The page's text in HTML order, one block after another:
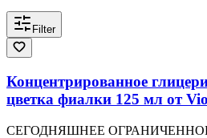
Filter
Концентрированное
цветка фиалки 125 мл от
СЕГОДНЯШНЕЕ